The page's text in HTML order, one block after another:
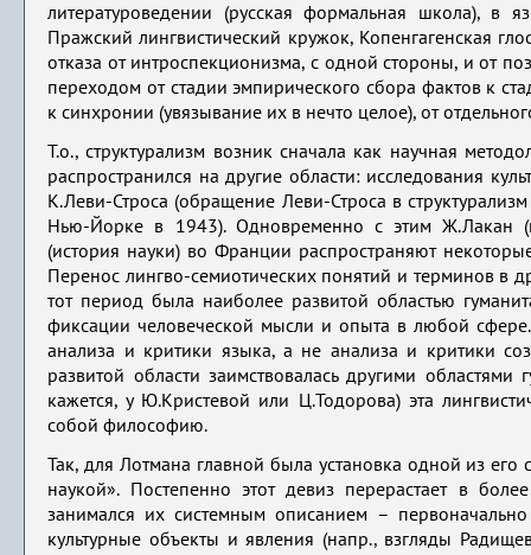
литературоведении (русская формальная школа), в
Пражский лингвистический кружок, Копенгагенская
отказа от интроспекционизма, с одной стороны, и от
переходом от стадии эмпирического сбора фактов к
к синхронии (увязывание их в нечто целое), от
Т.о., структурализм возник сначала как научная
распространился на другие области: исследования
К.Леви-Строса (обращение Леви-Строса в
Нью-Йорке в 1943). Одновременно с этим Ж.Лакан
(история науки) во Франции распространяют
Перенос лингво-семиотических понятий и терминов в
тот период была наиболее развитой областью
фиксации человеческой мысли и опыта в любой
анализа и критики языка, а не анализа и критики
развитой области заимствовалась другими
кажется, у Ю.Кристевой или Ц.Тодорова) эта
собой философию.
Так, для Лотмана главной была установка одной из
наукой». Постепенно этот девиз перерастает в
занимался их системным описанием –
культурные объекты и явления (напр., взгляды